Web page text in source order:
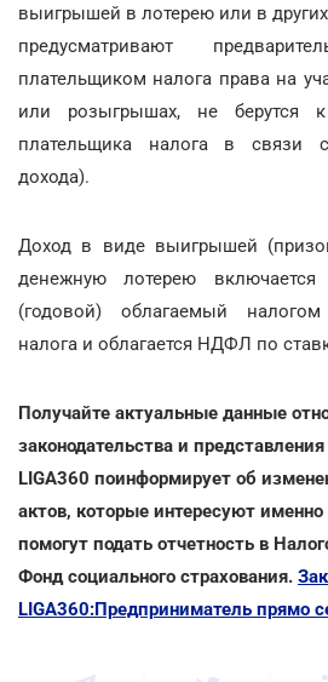
выигрышей в лотерею или в
предусматривают
плательщиком налога права на
или розыгрышах, не берутся
плательщика налога в связи
дохода).
Доход в виде выигрышей
денежную лотерею
(годовой) облагаемый
налога и облагается НДФЛ по
Получайте актуальные данные
законодательства и
LIGA360 поинформирует об
актов, которые интересуют именно
помогут подать отчетность в
Фонд социального страхования.
LIGA360:Предприниматель прямо